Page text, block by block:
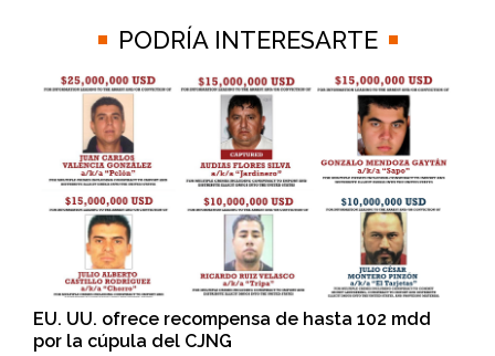
PODRÍA INTERESARTE
EU. UU. ofrece recompensa de hasta 102 mdd
por la cúpula del CJNG